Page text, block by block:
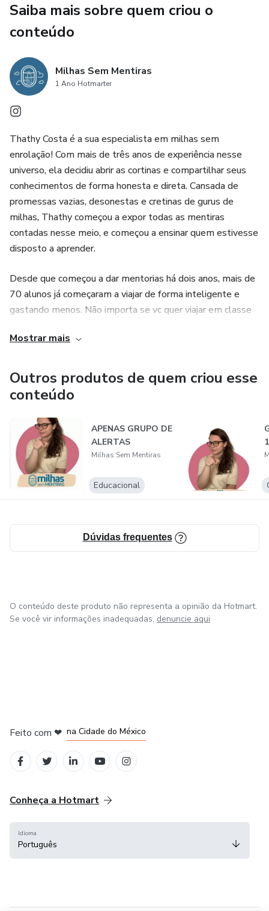
Saiba mais sobre quem criou o
conteúdo
Milhas Sem Mentiras
1 Ano Hotmarter
Thathy Costa é a sua especialista em milhas sem
enrolação! Com mais de três anos de experiência nesse
universo, ela decidiu abrir as cortinas e compartilhar seus
conhecimentos de forma honesta e direta. Cansada de
promessas vazias, desonestas e cretinas de gurus de
milhas, Thathy começou a expor todas as mentiras
contadas nesse meio, e começou a ensinar quem estivesse
disposto a aprender.
Desde que começou a dar mentorias há dois anos, mais de
70 alunos já começaram a viajar de forma inteligente e
gastando menos. Não importa se vc quer viajar em classe
Mostrar mais
Outros produtos de quem criou esse
conteúdo
APENAS GRUPO DE
ALERTAS
Milhas Sem Mentiras
Educacional
1
Dúvidas frequentes
O conteúdo deste produto não representa a opinião da Hotmart.
Se você vir informações inadequadas, denuncie aqui
Feito com ❤ na Cidade do México
Conheça a Hotmart
Idioma
Português